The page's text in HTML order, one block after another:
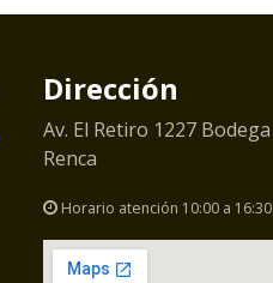
Dirección
Av. El Retiro 1227 Bodega
Renca
Horario atención 10:00 a